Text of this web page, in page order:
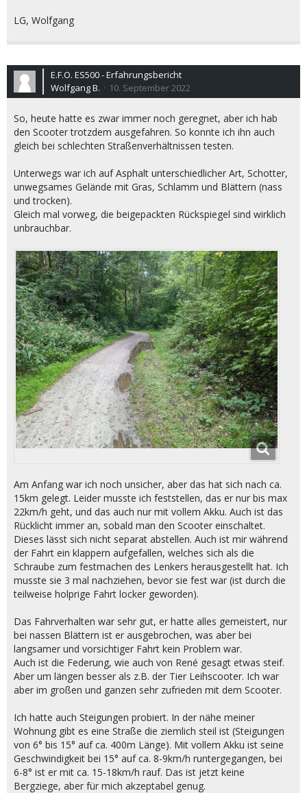
LG, Wolfgang
E.F.O. ES500 - Erfahrungsbericht
Wolfgang B.
10. September 2022
So, heute hatte es zwar immer noch geregnet, aber ich hab
den Scooter trotzdem ausgefahren. So konnte ich ihn auch
gleich bei schlechten Straßenverhältnissen testen.
Unterwegs war ich auf Asphalt unterschiedlicher Art, Schotter,
unwegsames Gelände mit Gras, Schlamm und Blättern (nass
und trocken).
Gleich mal vorweg, die beigepackten Rückspiegel sind wirklich
unbrauchbar.
Am Anfang war ich noch unsicher, aber das hat sich nach ca.
15km gelegt. Leider musste ich feststellen, das er nur bis max
22km/h geht, und das auch nur mit vollem Akku. Auch ist das
Rücklicht immer an, sobald man den Scooter einschaltet.
Dieses lässt sich nicht separat abstellen. Auch ist mir während
der Fahrt ein klappern aufgefallen, welches sich als die
Schraube zum festmachen des Lenkers herausgestellt hat. Ich
musste sie 3 mal nachziehen, bevor sie fest war (ist durch die
teilweise holprige Fahrt locker geworden).
Das Fahrverhalten war sehr gut, er hatte alles gemeistert, nur
bei nassen Blättern ist er ausgebrochen, was aber bei
langsamer und vorsichtiger Fahrt kein Problem war.
Auch ist die Federung, wie auch von René gesagt etwas steif.
Aber um längen besser als z.B. der Tier Leihscooter. Ich war
aber im großen und ganzen sehr zufrieden mit dem Scooter.
Ich hatte auch Steigungen probiert. In der nähe meiner
Wohnung gibt es eine Straße die ziemlich steil ist (Steigungen
von 6° bis 15° auf ca. 400m Länge). Mit vollem Akku ist seine
Geschwindigkeit bei 15° auf ca. 8-9km/h runtergegangen, bei
6-8° ist er mit ca. 15-18km/h rauf. Das ist jetzt keine
Bergziege, aber für mich akzeptabel genug.